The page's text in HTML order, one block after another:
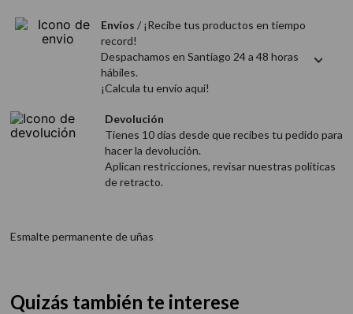
Envíos / ¡Recibe tus productos en tiempo
record!
Despachamos en Santiago 24 a 48 horas
hábiles.
¡Calcula tu envío aquí!
Devolución
Tienes 10 días desde que recibes tu pedido para
hacer la devolución.
Aplican restricciones, revisar nuestras politicas
de retracto.
Esmalte permanente de uñas
Quizás también te interese